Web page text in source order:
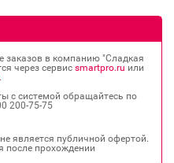
заказов в компанию "Сладкая
через сервис smartpro.ru или
.
с системой обращайтесь по
200‐75‐75
является публичной офертой.
после прохождении